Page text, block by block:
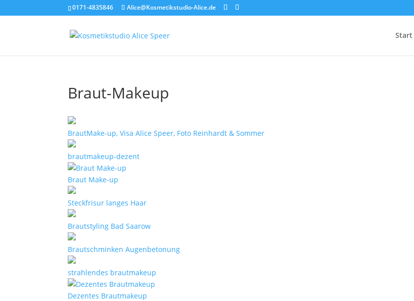
0171-4835846 Alice@Kosmetikstudio-Alice.de
Start
Braut-Makeup
BrautMake-up, Visa Alice Speer, Foto Reinhardt & Sommer
brautmakeup-dezent
Braut Make-up
Steckfrisur langes Haar
Brautstyling Bad Saarow
Brautschminken Augenbetonung
strahlendes brautmakeup
Dezentes Brautmakeup